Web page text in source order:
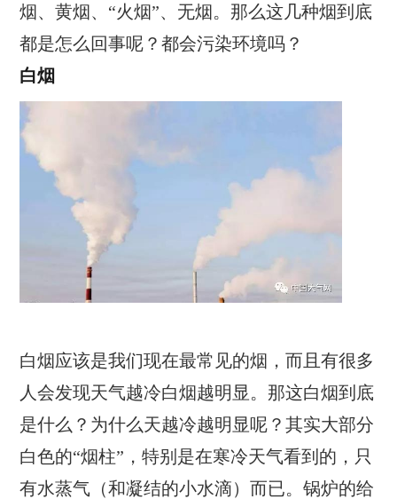
烟、黄烟、“火烟”、无烟。那么这几种烟到底
都是怎么回事呢？都会污染环境吗？
白烟
白烟应该是我们现在最常见的烟，而且有很多
人会发现天气越冷白烟越明显。那这白烟到底
是什么？为什么天越冷越明显呢？其实大部分
白色的“烟柱”，特别是在寒冷天气看到的，只
有水蒸气（和凝结的小水滴）而已。锅炉的给